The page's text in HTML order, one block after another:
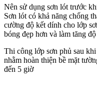
Nên sử dụng sơn lót trước
Sơn lót có khả năng chống
cường độ kết dính cho lớp
bóng đẹp hơn và làm tăng
Thi công lớp sơn phủ sau
nhằm hoàn thiện bề mặt
đến 5 giờ